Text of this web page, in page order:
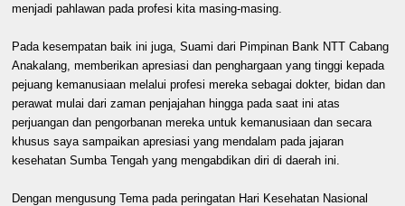
menjadi pahlawan pada profesi kita masing-masing.
Pada kesempatan baik ini juga, Suami dari Pimpinan Bank NTT Cabang
Anakalang, memberikan apresiasi dan penghargaan yang tinggi kepada
pejuang kemanusiaan melalui profesi mereka sebagai dokter, bidan dan
perawat mulai dari zaman penjajahan hingga pada saat ini atas
perjuangan dan pengorbanan mereka untuk kemanusiaan dan secara
khusus saya sampaikan apresiasi yang mendalam pada jajaran
kesehatan Sumba Tengah yang mengabdikan diri di daerah ini.
Dengan mengusung Tema pada peringatan Hari Kesehatan Nasional